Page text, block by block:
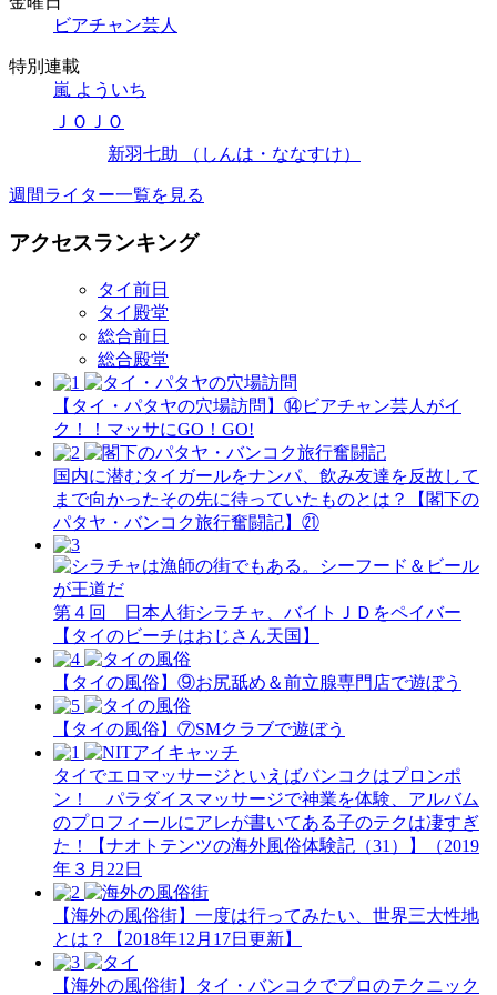
ビアチャン芸人
特別連載
嵐 よういち
ＪＯＪＯ
新羽七助 （しんは・ななすけ）
週間ライター一覧を見る
アクセスランキング
タイ前日
タイ殿堂
総合前日
総合殿堂
【タイ・パタヤの穴場訪問】⑭ビアチャン芸人がイ
ク！！マッサにGO！GO!
国内に潜むタイガールをナンパ、飲み友達を反故して
まで向かったその先に待っていたものとは？【閣下の
パタヤ・バンコク旅行奮闘記】㉑
第４回 日本人街シラチャ、バイトＪＤをペイバー
【タイのビーチはおじさん天国】
【タイの風俗】​⑨お尻舐め＆前立腺専門店で遊ぼう
【タイの風俗】​⑦SMクラブで遊ぼう
タイでエロマッサージといえばバンコクはプロンポ
ン！ パラダイスマッサージで神業を体験、アルバム
のプロフィールにアレが書いてある子のテクは凄すぎ
た！【ナオトテンツの海外風俗体験記（31）】（2019
年３月22日
【海外の風俗街】一度は行ってみたい、世界三大性地
とは？【2018年12月17日更新】
【海外の風俗街】タイ・バンコクでプロのテクニック